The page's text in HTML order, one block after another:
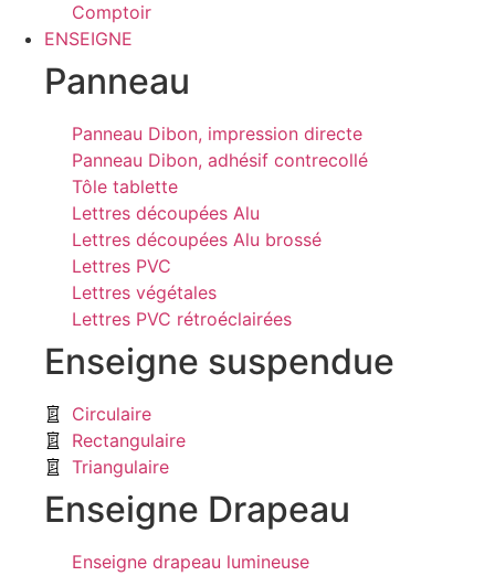
Comptoir
ENSEIGNE
Panneau
Panneau Dibon, impression directe
Panneau Dibon, adhésif contrecollé
Tôle tablette
Lettres découpées Alu
Lettres découpées Alu brossé
Lettres PVC
Lettres végétales
Lettres PVC rétroéclairées
Enseigne suspendue
Circulaire
Rectangulaire
Triangulaire
Enseigne Drapeau
Enseigne drapeau lumineuse